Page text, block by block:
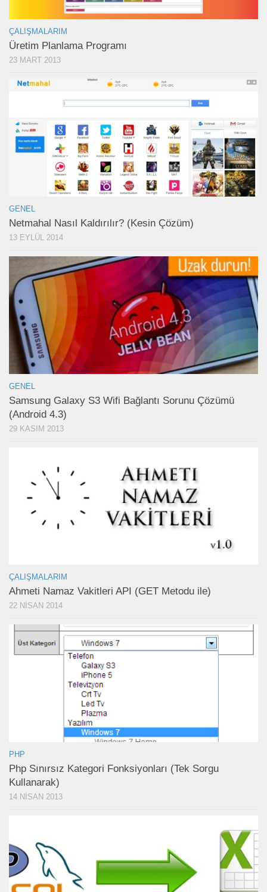
ÇALIŞMALARIM
Üretim Planlama Programı
23 MART 2013
GENEL
Netmahal Nasıl Kaldırılır? (Kesin Çözüm)
13 EYLÜL 2014
GENEL
Samsung Galaxy S3 Wifi Bağlantı Sorunu Çözümü
(Android 4.3)
29 KASIM 2013
ÇALIŞMALARIM
Ahmeti Namaz Vakitleri API (GET Metodu ile)
22 NISAN 2014
PHP
Php Sınırsız Kategori Fonksiyonları (Tek Sorgu
Kullanarak)
14 NISAN 2013